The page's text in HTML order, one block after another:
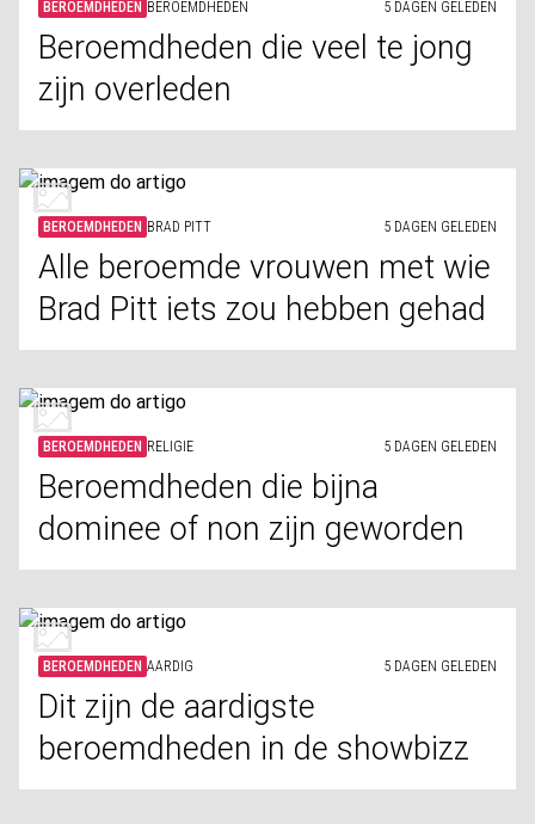
BEROEMDHEDEN BEROEMDHEDEN 5 DAGEN GELEDEN
Beroemdheden die veel te jong
zijn overleden
BEROEMDHEDEN BRAD PITT 5 DAGEN GELEDEN
Alle beroemde vrouwen met wie
Brad Pitt iets zou hebben gehad
BEROEMDHEDEN RELIGIE 5 DAGEN GELEDEN
Beroemdheden die bijna
dominee of non zijn geworden
BEROEMDHEDEN AARDIG 5 DAGEN GELEDEN
Dit zijn de aardigste
beroemdheden in de showbizz